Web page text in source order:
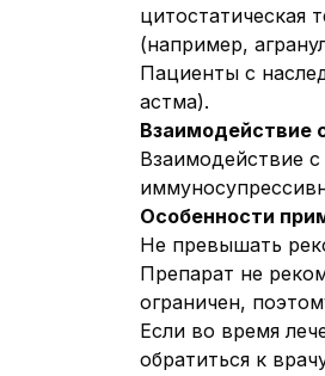
цитостатическая
(например,
Пациенты с
астма).
Взаимодействие
Взаимодействие
Особенности
Не превышать
Препарат не
ограничен,
Если во время
обратиться к